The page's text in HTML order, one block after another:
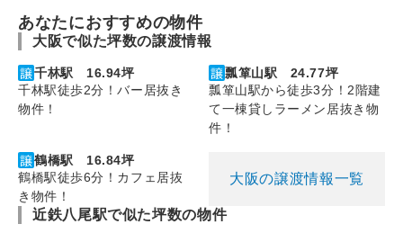
あなたにおすすめの物件
大阪で似た坪数の譲渡情報
千林駅 16.94坪
千林駅徒歩2分！バー居抜き
物件！
瓢箪山駅 24.77坪
瓢箪山駅から徒歩3分！2階建
て一棟貸しラーメン居抜き物
件！
鶴橋駅 16.84坪
鶴橋駅徒歩6分！カフェ居抜
き物件！
大阪の譲渡情報一覧
近鉄八尾駅で似た坪数の物件